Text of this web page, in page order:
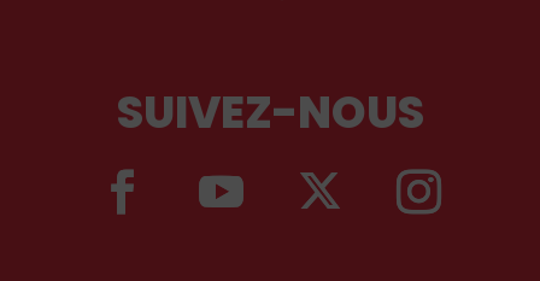
SUIVEZ-NOUS